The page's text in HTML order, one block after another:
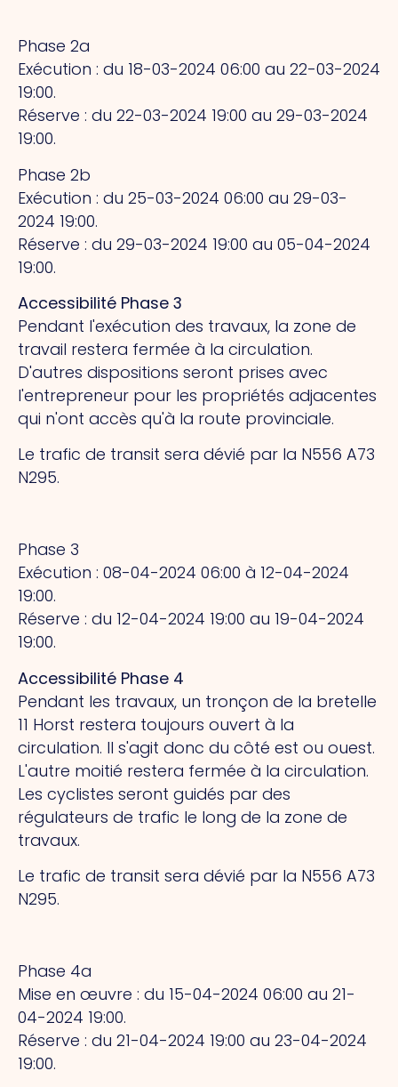
Phase 2a
Exécution : du 18-03-2024 06:00 au 22-03-2024
19:00.
Réserve : du 22-03-2024 19:00 au 29-03-2024
19:00.
Phase 2b
Exécution : du 25-03-2024 06:00 au 29-03-
2024 19:00.
Réserve : du 29-03-2024 19:00 au 05-04-2024
19:00.
Accessibilité Phase 3
Pendant l'exécution des travaux, la zone de
travail restera fermée à la circulation.
D'autres dispositions seront prises avec
l'entrepreneur pour les propriétés adjacentes
qui n'ont accès qu'à la route provinciale.
Le trafic de transit sera dévié par la N556 A73
N295.
Phase 3
Exécution : 08-04-2024 06:00 à 12-04-2024
19:00.
Réserve : du 12-04-2024 19:00 au 19-04-2024
19:00.
Accessibilité Phase 4
Pendant les travaux, un tronçon de la bretelle
11 Horst restera toujours ouvert à la
circulation. Il s'agit donc du côté est ou ouest.
L'autre moitié restera fermée à la circulation.
Les cyclistes seront guidés par des
régulateurs de trafic le long de la zone de
travaux.
Le trafic de transit sera dévié par la N556 A73
N295.
Phase 4a
Mise en œuvre : du 15-04-2024 06:00 au 21-
04-2024 19:00.
Réserve : du 21-04-2024 19:00 au 23-04-2024
19:00.